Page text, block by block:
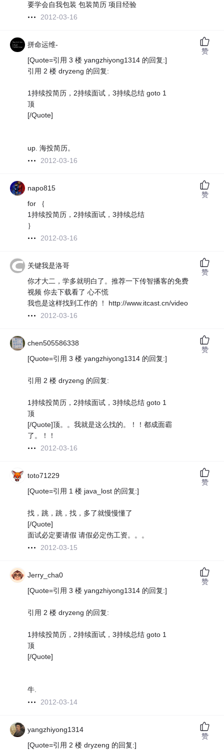
要学会自我包装 包装简历 项目经验
2012-03-16
拼命运维-
[Quote=引用 3 楼 yangzhiyong1314 的回复:]
引用 2 楼 dryzeng 的回复:
1持续投简历，2持续面试，3持续总结 goto 1
顶
[/Quote]
up. 海投简历。
2012-03-16
赞
napo815
for ｛
1持续投简历，2持续面试，3持续总结
｝
2012-03-16
赞
关键我是洛哥
你才大二，学多就明白了。推荐一下传智播客的免费
视频 你去下载看了 心不慌
我也是这样找到工作的 ！ http://www.itcast.cn/video
2012-03-16
赞
chen505586338
[Quote=引用 3 楼 yangzhiyong1314 的回复:]
引用 2 楼 dryzeng 的回复:
1持续投简历，2持续面试，3持续总结 goto 1
顶
[/Quote]顶。。我就是这么找的。！！都成面霸
了。！！
2012-03-16
赞
toto71229
[Quote=引用 1 楼 java_lost 的回复:]
找，跳，跳，找，多了就慢慢懂了
[/Quote]
面试必定要请假 请假必定伤工资。。。
2012-03-15
赞
Jerry_cha0
[Quote=引用 3 楼 yangzhiyong1314 的回复:]
引用 2 楼 dryzeng 的回复:
1持续投简历，2持续面试，3持续总结 goto 1
顶
[/Quote]
牛.
2012-03-14
赞
yangzhiyong1314
[Quote=引用 2 楼 dryzeng 的回复:]
赞